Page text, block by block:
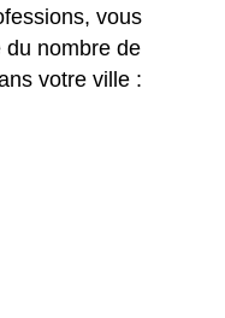
vous
du nombre de
votre ville :